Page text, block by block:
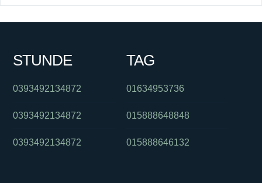
STUNDE
0393492134872
0393492134872
0393492134872
TAG
01634953736
015888648848
015888646132